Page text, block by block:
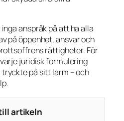
anspråk på att ha alla
på öppenhet, ansvar och
rättigheter. För
juridisk formulering
på sitt larm – och
artikeln